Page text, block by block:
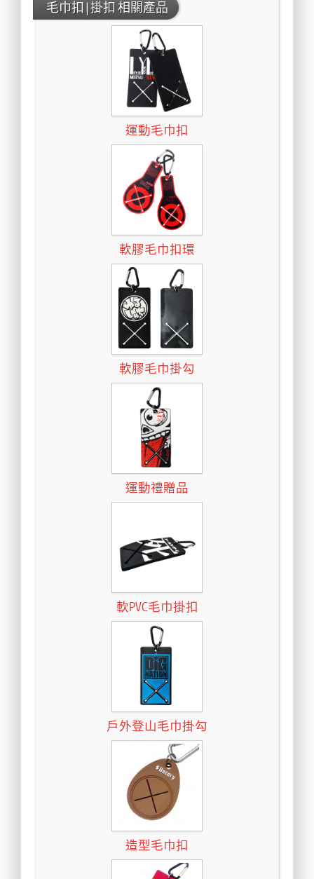
毛巾扣|掛扣 相關產品
運動毛巾扣
軟膠毛巾扣環
軟膠毛巾掛勾
運動禮贈品
軟PVC毛巾掛扣
戶外登山毛巾掛勾
造型毛巾扣